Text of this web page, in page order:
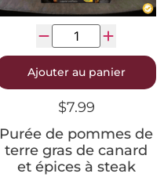
Purée de pommes de
terre gras de canard
et épices à steak
$7.99
Ajouter au panier